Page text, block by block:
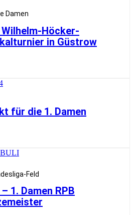
Damen
Höcker-
in Güstrow
für die 1. Damen
Feld
1. Damen RPB